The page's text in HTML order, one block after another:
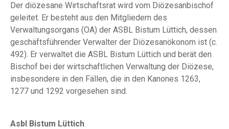
Der diözesane Wirtschaftsrat wird vom Diözesanbischof
geleitet. Er besteht aus den Mitgliedern des
Verwaltungsorgans (OA) der ASBL Bistum Lüttich, dessen
geschäftsführender Verwalter der Diözesanökonom ist (c.
492). Er verwaltet die ASBL Bistum Lüttich und berät den
Bischof bei der wirtschaftlichen Verwaltung der Diözese,
insbesondere in den Fällen, die in den Kanones 1263,
1277 und 1292 vorgesehen sind.
Asbl Bistum Lüttich